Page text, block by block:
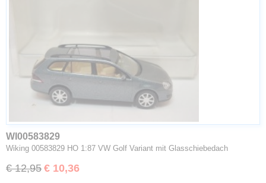
WI00583829
Wiking 00583829 HO 1:87 VW Golf Variant mit Glasschiebedach
€ 12,95 € 10,36